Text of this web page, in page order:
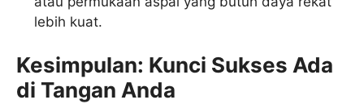
lebih kuat.
Kesimpulan: Kunci Sukses Ada
di Tangan Anda